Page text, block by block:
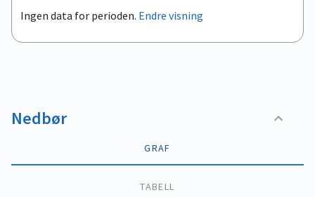
.
View as data table, .
Ingen data for perioden. Endre visning
Nedbør
GRAF
TABELL